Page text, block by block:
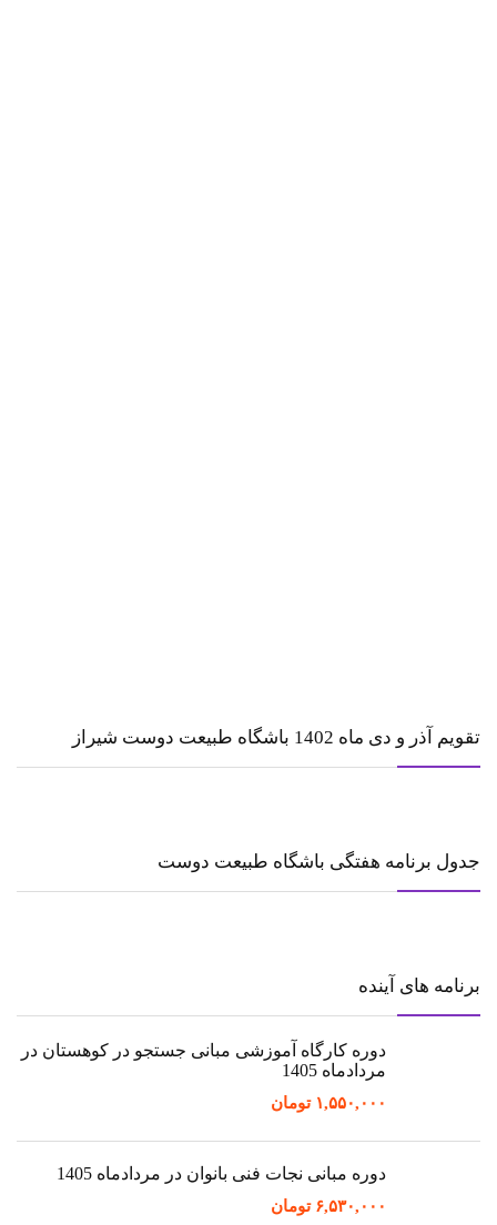
تقویم آذر و دی ماه 1402 باشگاه طبیعت دوست شیراز
جدول برنامه هفتگی باشگاه طبیعت دوست
برنامه های آینده
دوره کارگاه آموزشی مبانی جستجو در کوهستان در
مردادماه 1405
۱,۵۵۰,۰۰۰ تومان
دوره مبانی نجات فنی بانوان در مردادماه 1405
۶,۵۳۰,۰۰۰ تومان